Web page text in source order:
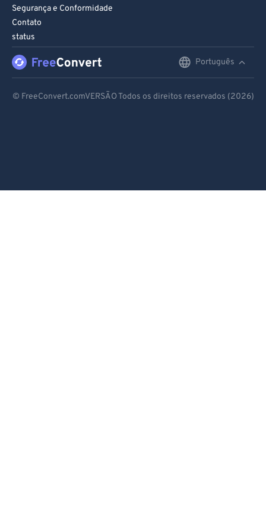
Segurança e Conformidade
Contato
status
Português
© FreeConvert.comVERSÃO Todos os direitos reservados (2026)